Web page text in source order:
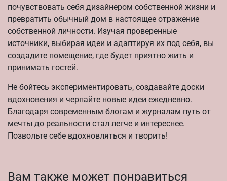
почувствовать себя дизайнером собственной жизни и
превратить обычный дом в настоящее отражение
собственной личности. Изучая проверенные
источники, выбирая идеи и адаптируя их под себя, вы
создадите помещение, где будет приятно жить и
принимать гостей.
Не бойтесь экспериментировать, создавайте доски
вдохновения и черпайте новые идеи ежедневно.
Благодаря современным блогам и журналам путь от
мечты до реальности стал легче и интереснее.
Позвольте себе вдохновляться и творить!
Вам также может понравиться